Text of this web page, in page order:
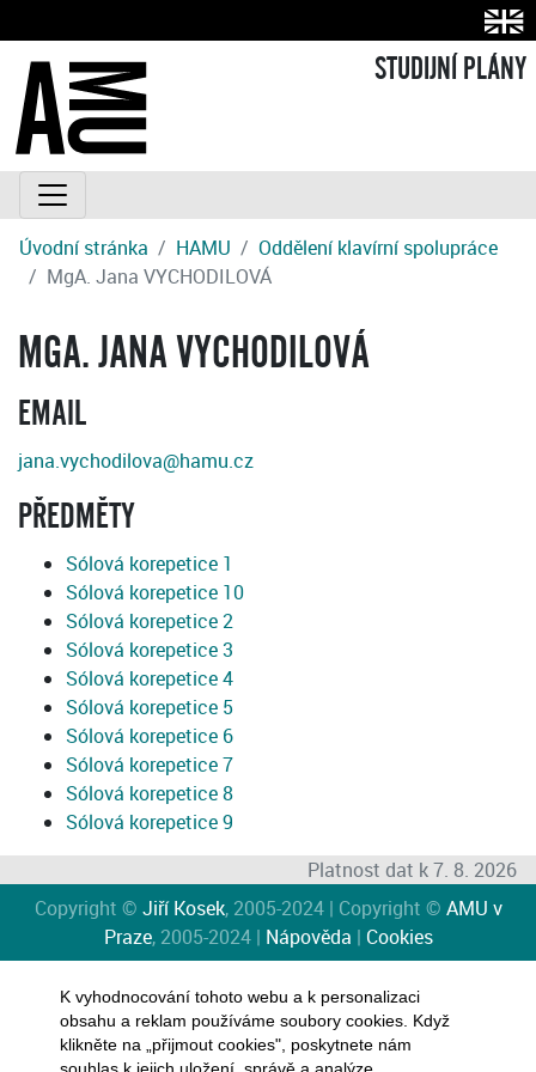
STUDIJNÍ PLÁNY
Úvodní stránka HAMU
Oddělení klavírní spolupráce
MgA. Jana VYCHODILOVÁ
MGA. JANA VYCHODILOVÁ
EMAIL
jana.vychodilova@hamu.cz
PŘEDMĚTY
Sólová korepetice 1
Sólová korepetice 10
Sólová korepetice 2
Sólová korepetice 3
Sólová korepetice 4
Sólová korepetice 5
Sólová korepetice 6
Sólová korepetice 7
Sólová korepetice 8
Sólová korepetice 9
Platnost dat k 7. 8. 2026
Copyright © Jiří Kosek, 2005-2024 | Copyright © AMU v
Praze, 2005-2024 | Nápověda | Cookies
K vyhodnocování tohoto webu a k personalizaci
obsahu a reklam používáme soubory cookies. Když
klikněte na „přijmout cookies", poskytnete nám